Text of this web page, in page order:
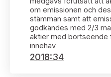
Arbetsordning
Ledamöter
Huvudmän
Uttalanden sorterade
Sök uttalanden
Avgifter
Bildarkiv
Kontakt administrativa
om emissionen och
stämman samt att
godkändes med 2/3
aktier med bortseende
innehav
2018:34